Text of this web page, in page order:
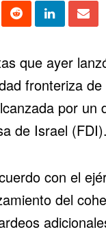
que ayer
fronteriza
por un
de Israel (FDI).
con el
del